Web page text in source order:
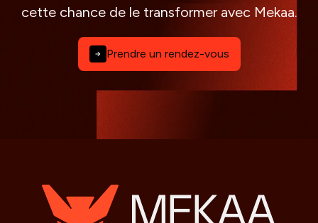
cette chance de le transformer avec Mekaa.
Prendre un rendez-vous